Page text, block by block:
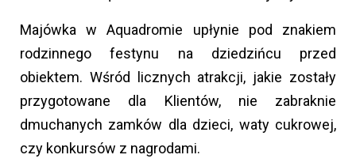
Majówka w Aquadromie upłynie pod znakiem
rodzinnego festynu na dziedzińcu przed
obiektem. Wśród licznych atrakcji, jakie zostały
przygotowane dla Klientów, nie zabraknie
dmuchanych zamków dla dzieci, waty cukrowej,
czy konkursów z nagrodami.